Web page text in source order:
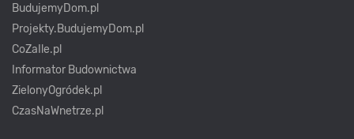
BudujemyDom.pl
Projekty.BudujemyDom.pl
CoZaIle.pl
Informator Budownictwa
ZielonyOgródek.pl
CzasNaWnetrze.pl